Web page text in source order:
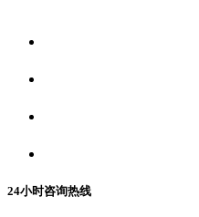
24小时咨询热线